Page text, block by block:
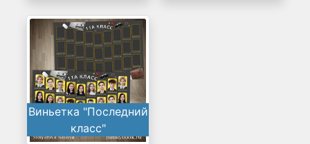
Виньетка "Последний
класс"